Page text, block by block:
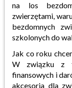
na los
zwierzętami,
bezdomnych
szkolonych do
Jak co roku
W związku z
finansowych i
akcesoria dla